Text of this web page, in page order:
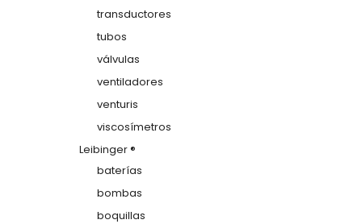
transductores
tubos
válvulas
ventiladores
venturis
viscosímetros
Leibinger ®
baterías
bombas
boquillas